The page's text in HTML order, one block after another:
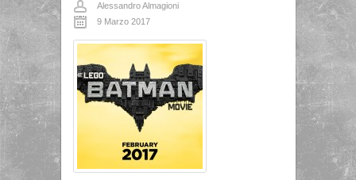
Alessandro Almagioni
9 Marzo 2017